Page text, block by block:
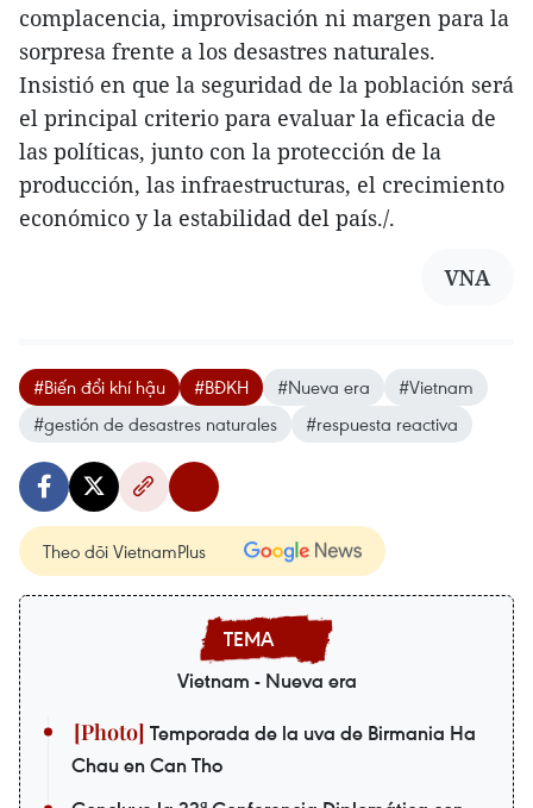
complacencia, improvisación ni margen para la
sorpresa frente a los desastres naturales.
Insistió en que la seguridad de la población será
el principal criterio para evaluar la eficacia de
las políticas, junto con la protección de la
producción, las infraestructuras, el crecimiento
económico y la estabilidad del país./.
VNA
#Biến đổi khí hậu #BĐKH #Nueva era
#Vietnam
#gestión de desastres naturales
#respuesta reactiva
Theo dõi VietnamPlus
Vietnam - Nueva era
Temporada de la uva de Birmania Ha
Chau en Can Tho